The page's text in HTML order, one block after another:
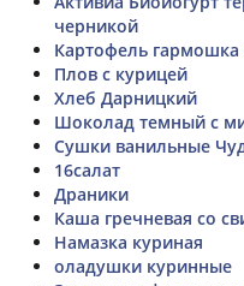
черникой
Картофель гармошка
Плов с курицей
Хлеб Дарницкий
Шоколад темный с
Сушки ванильные
16салат
Драники
Каша гречневая со
Намазка куриная
оладушки куринные